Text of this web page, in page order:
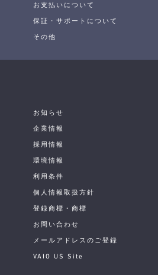
お支払いについて
保証・サポートについて
その他
お知らせ
企業情報
採用情報
環境情報
利用条件
個人情報取扱方針
登録商標・商標
お問い合わせ
メールアドレスのご登録
VAIO US Site